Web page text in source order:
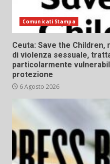
Comunicati Stampa
Ceuta: Save the
di violenza sessuale,
particolarmente
protezione
6 Agosto 2026